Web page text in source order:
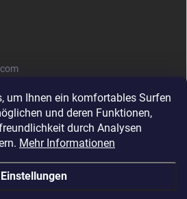
um Ihnen ein komfortables Surfen
und deren Funktionen,
durch Analysen
Mehr Informationen
Einstellungen
www.dachbetrieb.at